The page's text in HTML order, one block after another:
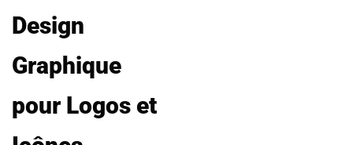
Design
Graphique
pour Logos et